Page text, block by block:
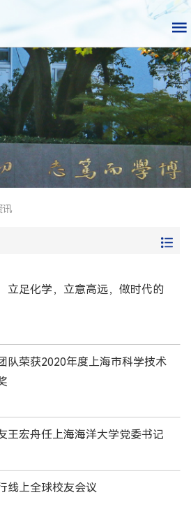
讯
立足化学，立意高远，做时代的
队荣获2020年度上海市科学技术
王宏舟任上海海洋大学党委书记
线上全球校友会议